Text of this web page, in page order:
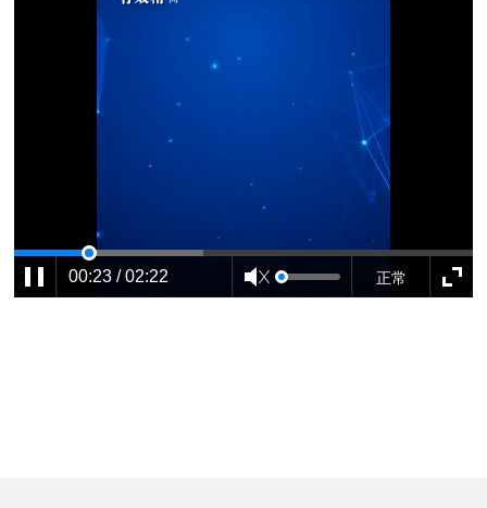
00:23 / 02:22 正常